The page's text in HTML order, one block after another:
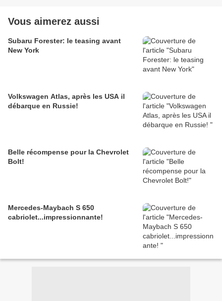
Vous aimerez aussi
Subaru Forester: le teasing avant
New York
Volkswagen Atlas, après les USA il
débarque en Russie!
Belle récompense pour la Chevrolet
Bolt!
Mercedes-Maybach S 650
cabriolet...impressionnante!